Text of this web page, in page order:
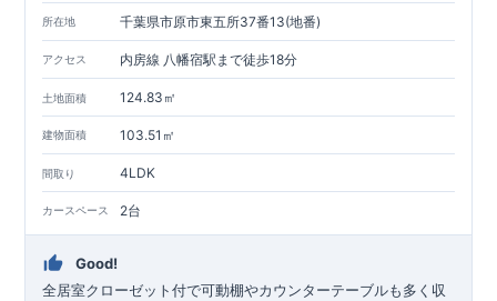
所在地 千葉県市原市東五所37番13(地番)
アクセス 内房線 八幡宿駅まで徒歩18分
土地面積 124.83㎡
建物面積 103.51㎡
間取り 4LDK
カースペース 2台
Good!
全居室クローゼット付で可動棚やカウンターテーブルも多く収